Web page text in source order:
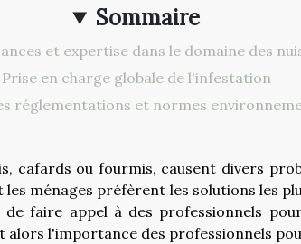
Sommaire
et expertise dans le domaine des
Prise en charge globale de l'infestation
réglementations et normes
cafards ou fourmis, causent divers
ménages préfèrent les solutions les
de faire appel à des professionnels
alors l'importance des professionnels